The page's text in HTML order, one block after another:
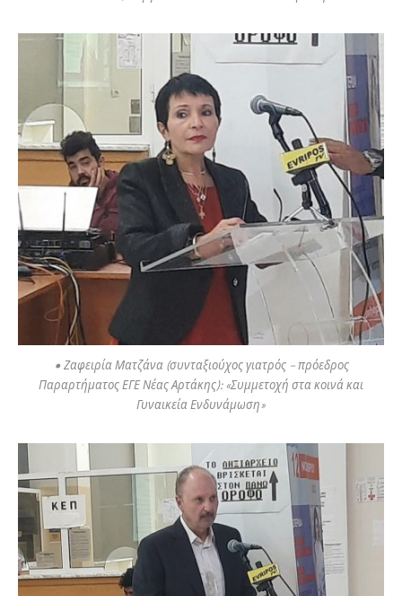
• Ζαφειρία Ματζάνα (συνταξιούχος γιατρός – πρόεδρος
Παραρτήματος ΕΓΕ Νέας Αρτάκης): «Συμμετοχή στα κοινά και
Γυναικεία Ενδυνάμωση»